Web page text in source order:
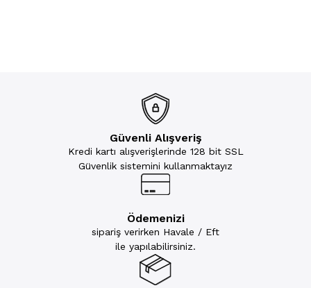
Güvenli Alışveriş
Kredi kartı alışverişlerinde 128 bit SSL
Güvenlik sistemini kullanmaktayız
Ödemenizi
sipariş verirken Havale / Eft
ile yapılabilirsiniz.